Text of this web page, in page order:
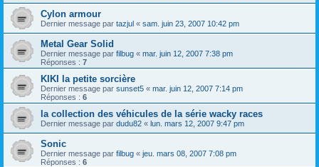
Cylon armour
Dernier message par tazjul « sam. juin 23, 2007 10:42 pm
Metal Gear Solid
Dernier message par filbug « mar. juin 12, 2007 7:38 pm
Réponses : 7
KIKI la petite sorcière
Dernier message par sunset5 « mar. juin 12, 2007 7:14 pm
Réponses : 6
la collection des véhicules de la série wacky races
Dernier message par dudu82 « lun. mars 12, 2007 9:47 pm
Sonic
Dernier message par filbug « jeu. mars 08, 2007 7:08 pm
Réponses : 6